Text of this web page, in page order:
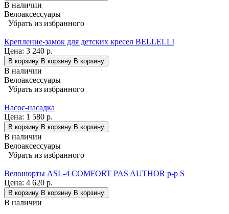
В наличии
Велоаксессуары
Убрать из избранного
Крепление-замок для детских кресел BELLELLI
Цена: 3 240 р.
В корзину В корзину В корзину
В наличии
Велоаксессуары
Убрать из избранного
Насос-насадка
Цена: 1 580 р.
В корзину В корзину В корзину
В наличии
Велоаксессуары
Убрать из избранного
Велошорты ASL-4 COMFORT PAS AUTHOR р-р S
Цена: 4 620 р.
В корзину В корзину В корзину
В наличии